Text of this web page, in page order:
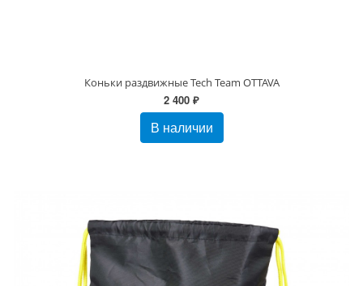
Коньки раздвижные Tech Team OTTAVA
2 400 ₽
В наличии